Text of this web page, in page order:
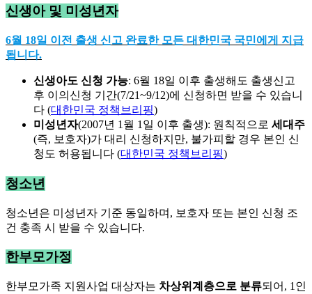
신생아 및 미성년자
6월 18일 이전 출생 신고 완료한 모든 대한민국 국민에게 지급
됩니다.
신생아도 신청 가능: 6월 18일 이후 출생해도 출생신고
후 이의신청 기간(7/21~9/12)에 신청하면 받을 수 있습니
다 (대한민국 정책브리핑)
미성년자(2007년 1월 1일 이후 출생): 원칙적으로 세대주
(즉, 보호자)가 대리 신청하지만, 불가피할 경우 본인 신
청도 허용됩니다 (대한민국 정책브리핑)
청소년
청소년은 미성년자 기준 동일하며, 보호자 또는 본인 신청 조
건 충족 시 받을 수 있습니다.
한부모가정
한부모가족 지원사업 대상자는 차상위계층으로 분류되어, 1인